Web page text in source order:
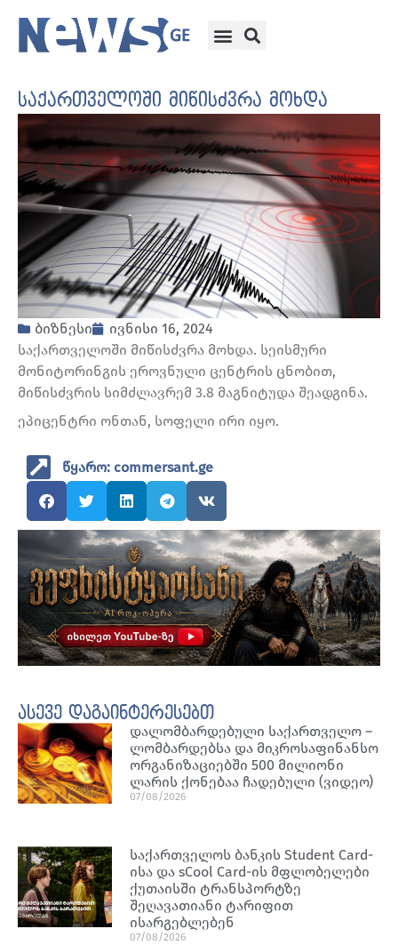
საქართველოში მიწისძვრა მოხდა
ბიზნესი
ივნისი 16, 2024
საქართველოში მიწისძვრა მოხდა. სეისმური
მონიტორინგის ეროვნული ცენტრის ცნობით,
მიწისძვრის სიმძლავრემ 3.8 მაგნიტუდა შეადგინა.
ეპიცენტრი ონთან, სოფელი ირი იყო.
წყარო: commersant.ge
ასევე დაგაინტერესებთ
დალომბარდებული საქართველო –
ლომბარდებსა და მიკროსაფინანსო
ორგანიზაციებში 500 მილიონი
ლარის ქონებაა ჩადებული (ვიდეო)
07/08/2026
საქართველოს ბანკის Student Card-
ისა და sCool Card-ის მფლობელები
ქუთაისში ტრანსპორტზე
შეღავათიანი ტარიფით
ისარგებლებენ
07/08/2026